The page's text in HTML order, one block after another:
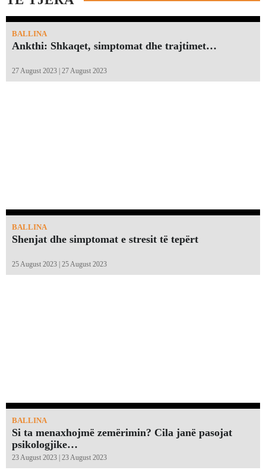
BALLINA
Ankthi: Shkaqet, simptomat dhe trajtimet…
27 August 2023 | 27 August 2023
BALLINA
Shenjat dhe simptomat e stresit të tepërt
25 August 2023 | 25 August 2023
BALLINA
Si ta menaxhojmë zemërimin? Cila janë pasojat
psikologjike…
23 August 2023 | 23 August 2023